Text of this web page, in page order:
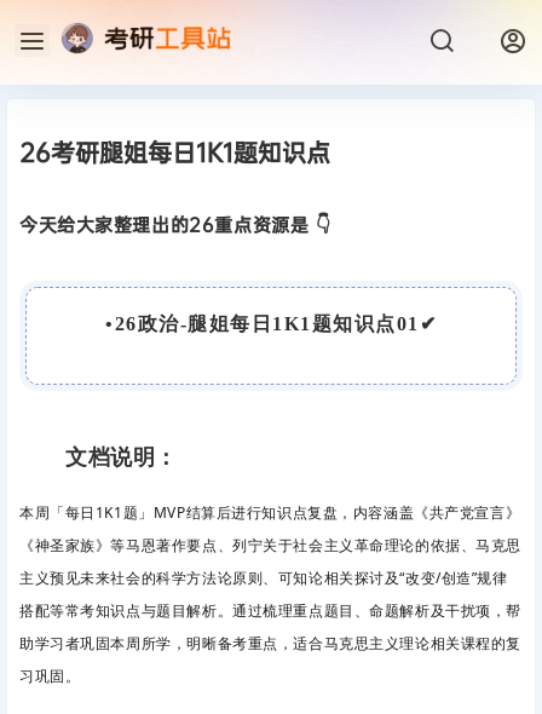
26考研腿姐每日1K1题知识点
今天给大家整理出的26重点资源是 👇
•26政治-腿姐每日1K1题知识点01 ✔
文档说明：
本周「每日1K1题」MVP结算后进行知识点复盘，内容涵盖《共产党宣言》
《神圣家族》等马恩著作要点、列宁关于社会主义革命理论的依据、马克思
主义预见未来社会的科学方法论原则、可知论相关探讨及“改变/创造”规律
搭配等常考知识点与题目解析。通过梳理重点题目、命题解析及干扰项，帮
助学习者巩固本周所学，明晰备考重点，适合马克思主义理论相关课程的复
习巩固。